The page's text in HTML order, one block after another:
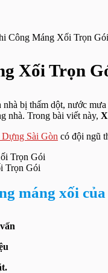
Công Máng Xối Trọn
Xối Trọn
bị thấm dột, nước
nhà. Trong bài viết này,
Sài Gòn có đội ngũ
Trọn Gói
máng xối